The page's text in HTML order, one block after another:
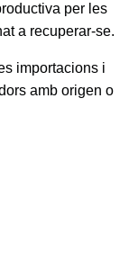
per les
a recuperar-se.
importacions i
amb origen o